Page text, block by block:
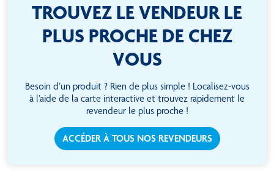
TROUVEZ LE VENDEUR LE
PLUS PROCHE DE CHEZ
VOUS
Besoin d’un produit ? Rien de plus simple ! Localisez-vous
à l’aide de la carte interactive et trouvez rapidement le
revendeur le plus proche !
ACCÉDER À TOUS NOS REVENDEURS